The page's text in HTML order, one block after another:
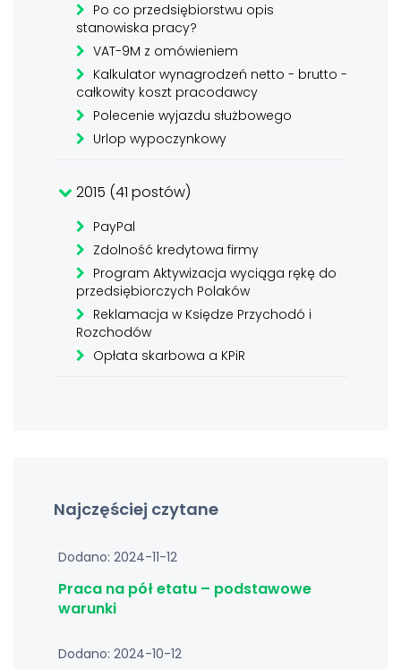
Po co przedsiębiorstwu opis
stanowiska pracy?
VAT-9M z omówieniem
Kalkulator wynagrodzeń netto - brutto -
całkowity koszt pracodawcy
Polecenie wyjazdu służbowego
Urlop wypoczynkowy
2015 (41 postów)
PayPal
Zdolność kredytowa firmy
Program Aktywizacja wyciąga rękę do
przedsiębiorczych Polaków
Reklamacja w Księdze Przychodó i
Rozchodów
Opłata skarbowa a KPiR
Najczęściej czytane
Dodano: 2024-11-12
Praca na pół etatu – podstawowe
warunki
Dodano: 2024-10-12